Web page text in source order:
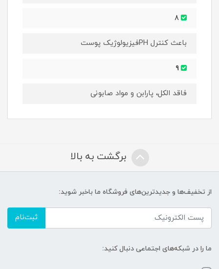
باعث کنترل PHفیزیولوژیک پوست
فاقد الکل، پارابن و مواد صابونی
برگشت به بالا
از تخفیف‌ها و جدیدترین‌های فروشگاه ما باخبر شوید:
ثبت‌نام
ما را در شبکه‌های اجتماعی دنبال کنید: